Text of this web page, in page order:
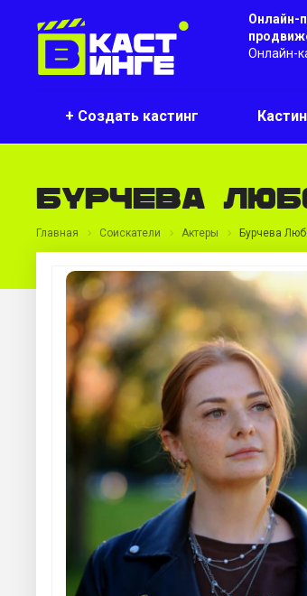
Онлайн-
Онлайн-
+ Создать кастинг
Бурчева
Главная Соискатели Актеры Бурчева